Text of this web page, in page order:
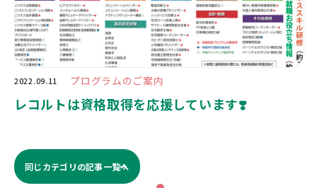
2022.09.11 プログラムのご案内
レコルトは資格取得を応援しています❣️
同じカテゴリの記事⼀覧へ